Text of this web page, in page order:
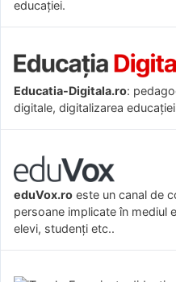
educației.
Educatia-Digitala.ro:
digitale, digitalizarea
eduVox.ro este un canal de
persoane implicate în mediul
elevi, studenți etc..